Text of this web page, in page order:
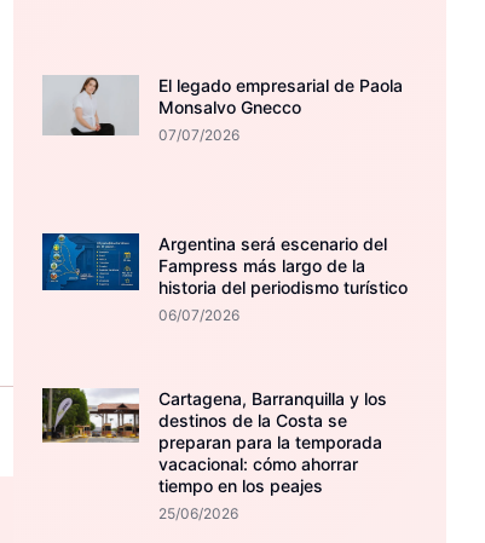
El legado empresarial de Paola
Monsalvo Gnecco
07/07/2026
Argentina será escenario del
Fampress más largo de la
historia del periodismo turístico
06/07/2026
Cartagena, Barranquilla y los
destinos de la Costa se
preparan para la temporada
vacacional: cómo ahorrar
tiempo en los peajes
25/06/2026